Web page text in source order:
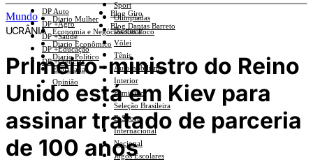
Sport
Olimpíadas
Basquete
Vôlei
Tênis
Automobilismo
Interior
Feminino
Seleção Brasileira
E-Sports
Internacional
Nacional
Jogos Escolares
DP Auto
DP +Agro
DP +Saúde
DP +Educação
DP +Ciências
Diario Mulher
Economia e Negócios Em Foco
Diario Econômico
Diario Político
Esplanada
Opinião
Blog Giro
Blog Dantas Barreto
Mundo
UCRÂNIA
Primeiro-ministro do Reino
Unido está em Kiev para
assinar tratado de parceria
de 100 anos